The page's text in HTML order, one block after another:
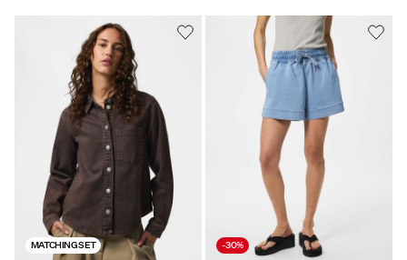
MATCHING SET -30%